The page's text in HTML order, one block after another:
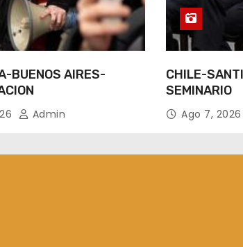
BUENOS AIRES-
Admin
CHILE-
SEMINARIO
Ago 7, 2026